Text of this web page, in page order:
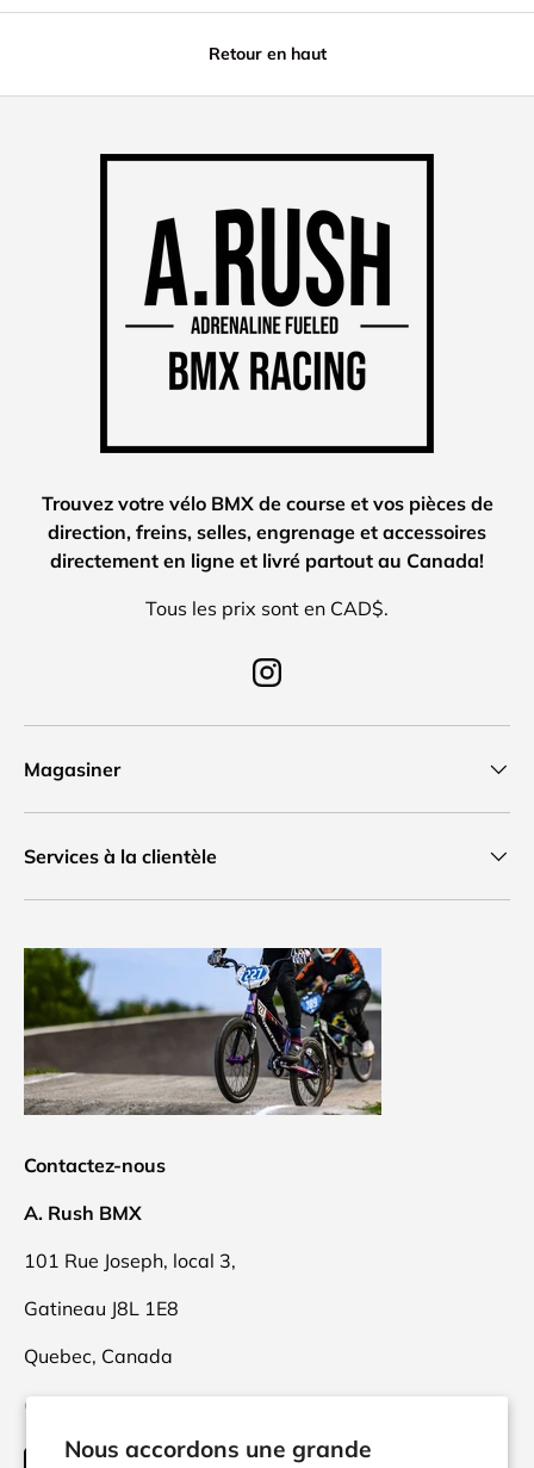
Nous accordons une grande
Retour en haut
Trouvez votre vélo BMX de course et vos pièces de
direction, freins, selles, engrenage et accessoires
directement en ligne et livré partout au Canada!
Tous les prix sont en CAD$.
Instagram
Magasiner
Services à la clientèle
Contactez-nous
A. Rush BMX
101 Rue Joseph, local 3,
Gatineau J8L 1E8
Quebec, Canada
(873)416-9470